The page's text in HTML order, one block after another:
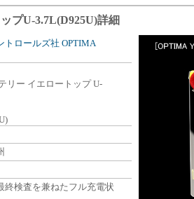
プU-3.7L(D925U)詳細
トロールズ社 OPTIMA
リー イエロートップ U-
検査を兼ねたフル充電状